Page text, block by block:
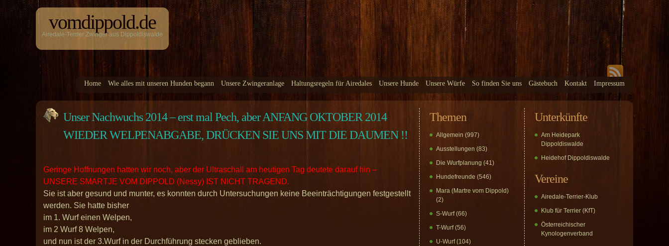
vomdippold.de
Airedale-Terrier Zwinger aus Dippoldiswalde
Home Wie alles mit unseren Hunden begann Unsere Zwingeranlage Haltungsregeln für Airedales Unsere Hunde Unsere Würfe So finden Sie uns Gästebuch Kontakt Impressum
Unser Nachwuchs 2014 – erst mal Pech, aber ANFANG OKTOBER 2014
WIEDER WELPENABGABE, DRÜCKEN SIE UNS MIT DIE DAUMEN !!
Geringe Hoffnungen hatten wir noch, aber der Ultraschall am heutigen Tag deutete darauf hin –
UNSERE SMARTJE VOM DIPPOLD (Nessy) IST NICHT TRAGEND.
Sie ist aber gesund und munter, es konnten durch Untersuchungen keine Beeinträchtigungen festgestellt
werden. Sie hatte bisher
im 1. Wurf einen Welpen,
im 2 Wurf 8 Welpen,
und nun ist der 3.Wurf in der Durchführung stecken geblieben.
Themen
Allgemein (997)
Ausstellungen (83)
Die Wurfplanung (41)
Hundefreunde (546)
Mara (Martre vom Dippold)
(2)
S-Wurf(66)
T-Wurf(56)
U-Wurf(104)
Unterkünfte
Am Heidepark
Dippoldiswalde
Heidehof Dippoldiswalde
Vereine
Airedale-Terrier-Klub
Klub für Terrier (KfT)
Österreichischer
Kynologenverband